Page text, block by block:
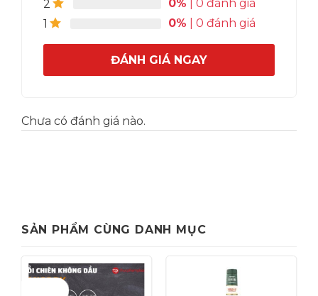
2 0% | 0 đánh giá
1
0% | 0 đánh giá
ĐÁNH GIÁ NGAY
Chưa có đánh giá nào.
SẢN PHẨM CÙNG DANH MỤC
Giảm giá!